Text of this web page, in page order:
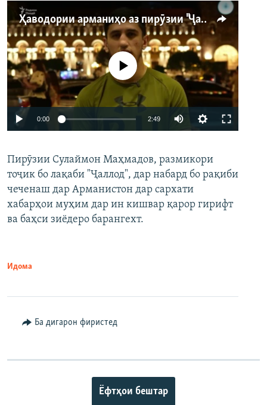
Ҳаводории арманиҳо аз пирӯзии "Ҷаллод"-и тоҷик
Auto 240p 360p 480p
720p 1080p
Феълан кор намекунад
0:00 2:49
360p
480p
Пирӯзии Сулаймон Маҳмадов, размикори
тоҷик бо лақаби "Ҷаллод", дар набард бо рақиби
чеченаш дар Арманистон дар сархати
хабарҳои муҳим дар ин кишвар қарор гирифт
ва баҳси зиёдеро барангехт.
Идома
Ба дигарон фиристед
Ёфтҳои бештар